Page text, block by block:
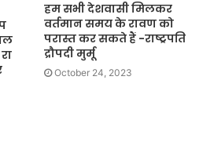
हम सभी देशवासी मिलकर
वर्तमान समय के रावण को
परास्त कर सकते हैं -राष्ट्रपति
द्रौपदी मुर्मू
October 24, 2023